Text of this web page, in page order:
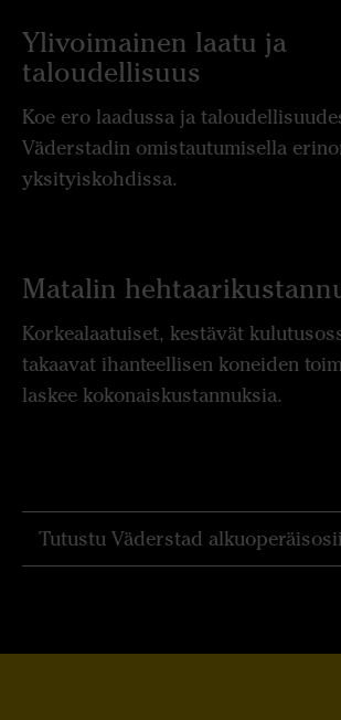
Ylivoimainen laatu ja
taloudellisuus
Koe ero laadussa ja
Väderstadin omistautumisella
yksityiskohdissa.
Matalin
Korkealaatuiset, kestävät
takaavat ihanteellisen koneiden
laskee kokonaiskustannuksia.
Tutustu Väderstad alkuoperäisosiin